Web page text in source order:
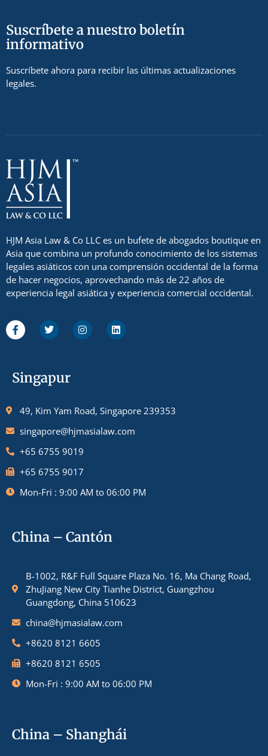
Suscríbete a nuestro boletín
informativo
Suscríbete ahora para recibir las últimas actualizaciones
legales.
HJM Asia Law & Co LLC es un bufete de abogados boutique en
Asia que combina un profundo conocimiento de los sistemas
legales asiáticos con una comprensión occidental de la forma
de hacer negocios, aprovechando más de 22 años de
experiencia legal asiática y experiencia comercial occidental.
Singapur
49, Kim Yam Road, Singapore 239353
singapore@hjmasialaw.com
+65 6755 9019
+65 6755 9017
Mon-Fri : 9:00 AM to 06:00 PM
China – Cantón
B-1002, R&F Full Square Plaza No. 16, Ma Chang Road,
ZhuJiang New City Tianhe District, Guangzhou
Guangdong, China 510623
china@hjmasialaw.com
+8620 8121 6605
+8620 8121 6505
Mon-Fri : 9:00 AM to 06:00 PM
China – Shanghái